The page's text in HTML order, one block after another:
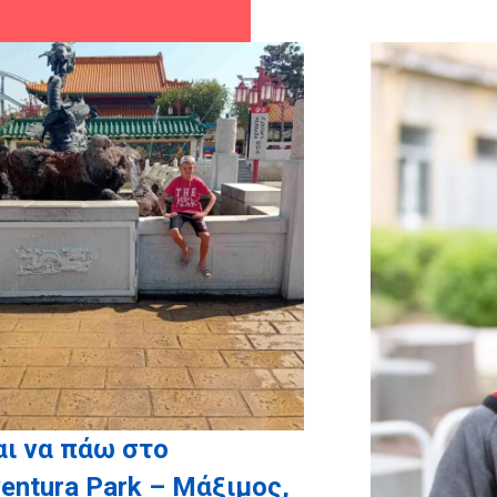
σε είδος: myikona,
LAZAROS XRISTIDIS
να πάω στο
Park – Μάξιμος,